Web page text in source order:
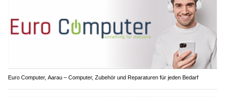
Euro Computer, Aarau – Computer, Zubehör und Reparaturen für jeden Bedarf